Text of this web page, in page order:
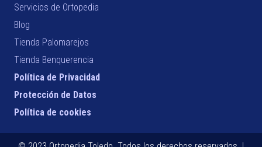
Servicios de Ortopedia
Blog
Tienda Palomarejos
Tienda Benquerencia
Política de Privacidad
Protección de Datos
Política de cookies